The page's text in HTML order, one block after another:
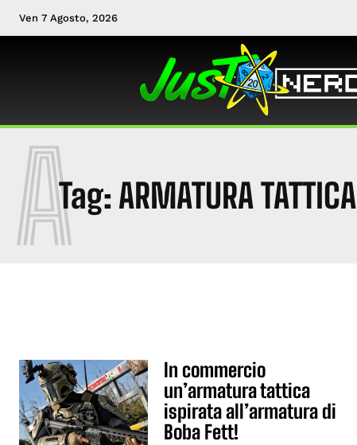
Ven 7 Agosto, 2026
Tag: ARMATURA TATTICA
A
In commercio
un’armatura tattica
ispirata all’armatura di
Boba Fett!